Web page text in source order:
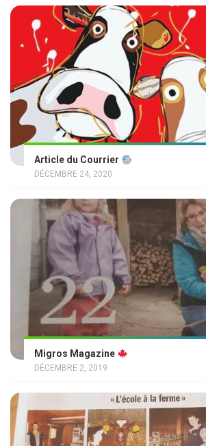
Article du Courrier
DÉCEMBRE 24, 2020
Migros Magazine
DÉCEMBRE 2, 2019